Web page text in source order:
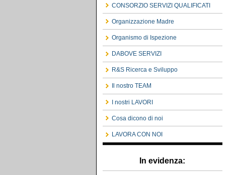
CONSORZIO SERVIZI QUALIFICATI
Organizzazione Madre
Organismo di Ispezione
DABOVE SERVIZI
R&S Ricerca e Sviluppo
Il nostro TEAM
I nostri LAVORI
Cosa dicono di noi
LAVORA CON NOI
In evidenza: